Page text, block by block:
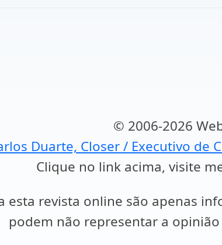
© 2006-2026
Duarte, Closer / Executivo de
Clique no link acima, visite
esta revista online são apenas
podem não representar a